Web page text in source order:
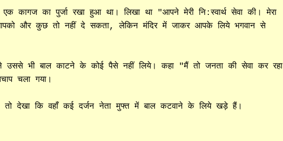
कागज का पुर्जा रखा हुआ था। लिखा था "आपने मेरी नि:स्वार्थ सेवा की। मेरा
और कुछ तो नहीं दे सकता, लेकिन मंदिर में जाकर आपके लिये भगवान से
उससे भी बाल काटने के कोई पैसे नहीं लिये। कहा "मैं तो जनता की सेवा कर रहा
चला गया।
देखा कि वहाँ कई दर्जन नेता मुफ्त में बाल कटवाने के लिये खड़े हैं।